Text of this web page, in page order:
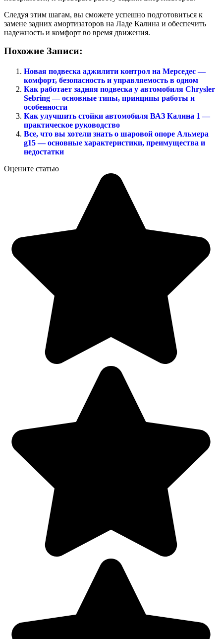
Следуя этим шагам, вы сможете успешно подготовиться к
замене задних амортизаторов на Ладе Калина и обеспечить
надежность и комфорт во время движения.
Похожие Записи:
Новая подвеска аджилити контрол на Мерседес —
комфорт, безопасность и управляемость в одном
Как работает задняя подвеска у автомобиля Chrysler
Sebring — основные типы, принципы работы и
особенности
Как улучшить стойки автомобиля ВАЗ Калина 1 —
практическое руководство
Все, что вы хотели знать о шаровой опоре Альмера
g15 — основные характеристики, преимущества и
недостатки
Оцените статью